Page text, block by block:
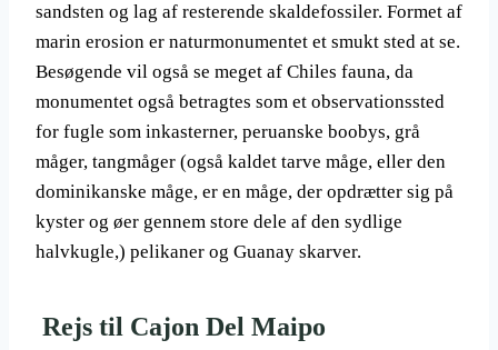
sandsten og lag af resterende skaldefossiler. Formet af
marin erosion er naturmonumentet et smukt sted at se.
Besøgende vil også se meget af Chiles fauna, da
monumentet også betragtes som et observationssted
for fugle som inkasterner, peruanske boobys, grå
måger, tangmåger (også kaldet tarve måge, eller den
dominikanske måge, er en måge, der opdrætter sig på
kyster og øer gennem store dele af den sydlige
halvkugle,) pelikaner og Guanay skarver.
Rejs til Cajon Del Maipo